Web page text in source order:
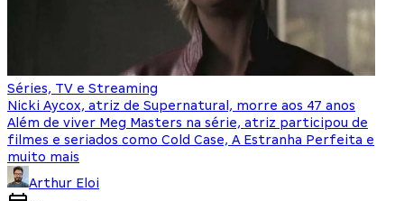
Séries, TV e Streaming
Nicki Aycox, atriz de Supernatural, morre aos 47 anos
Além de viver Meg Masters na série, atriz participou de
filmes e seriados como Cold Case, A Estranha Perfeita e
muito mais
Arthur Eloi